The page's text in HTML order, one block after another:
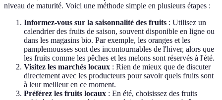
niveau de maturité. Voici une méthode simple en plusieurs étapes :
Informez-vous sur la saisonnalité des fruits : Utilisez un
calendrier des fruits de saison, souvent disponible en ligne ou
dans les magasins bio. Par exemple, les oranges et les
pamplemousses sont des incontournables de l'hiver, alors que
les fruits comme les pêches et les melons sont réservés à l'été.
Visitez les marchés locaux : Rien de mieux que de discuter
directement avec les producteurs pour savoir quels fruits sont
à leur meilleur en ce moment.
Préférez les fruits locaux : En été, choisissez des fruits